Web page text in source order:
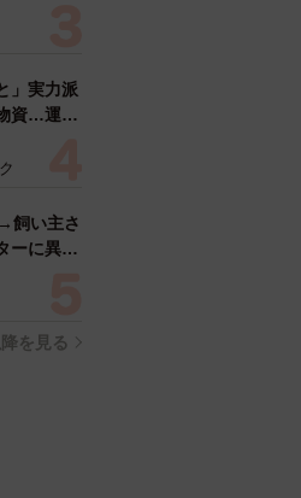
だって可
」実力派
資…運搬
わる」
飼い主さ
ーに異
画】
を見る